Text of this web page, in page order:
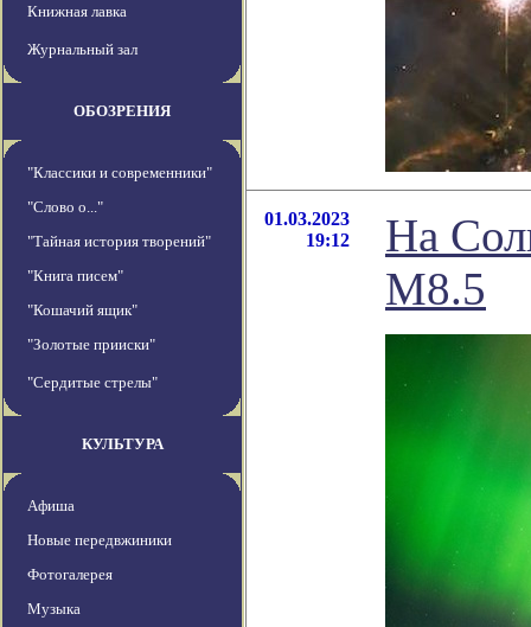
Книжная лавка
Журнальный зал
ОБОЗРЕНИЯ
"Классики и современники"
"Слово о..."
"Тайная история творений"
"Книга писем"
"Кошачий ящик"
"Золотые прииски"
"Сердитые стрелы"
КУЛЬТУРА
Афиша
Новые передвжиники
Фотогалерея
Музыка
01.03.2023
19:12
На
М8.5